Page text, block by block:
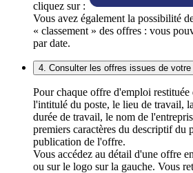
cliquez sur :
Vous avez également la possibilité
« classement » des offres : vous
par date.
4. Consulter les offres issues de votre
Pour chaque offre d'emploi
l'intitulé du poste, le lieu de travail,
durée de travail, le nom de
premiers caractères du descriptif du
publication de l'offre.
Vous accédez au détail d'une offre
ou sur le logo sur la gauche. Vous